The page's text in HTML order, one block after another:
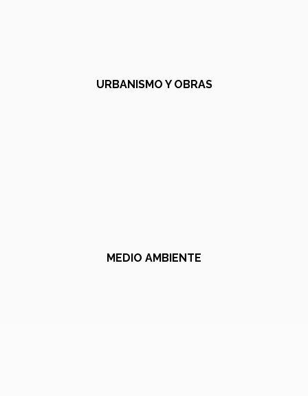
URBANISMO Y OBRAS
MEDIO AMBIENTE